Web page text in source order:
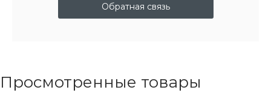
Обратная связь
Просмотренные товары